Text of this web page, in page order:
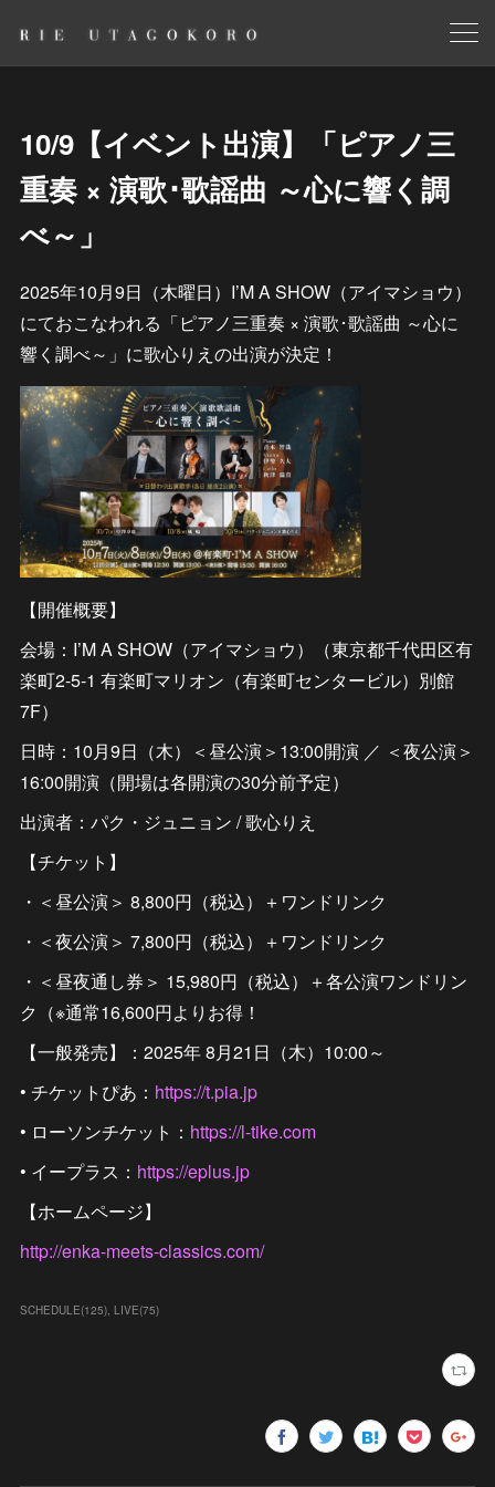
10/9【イベント出演】「ピアノ三
重奏 × 演歌･歌謡曲 ～心に響く調
べ～」
2025年10月9日（木曜日）I’M A SHOW（アイマショウ）
にておこなわれる「ピアノ三重奏 × 演歌･歌謡曲 ～心に
響く調べ～」に歌心りえの出演が決定！
【開催概要】
会場：I’M A SHOW（アイマショウ）（東京都千代田区有
楽町2-5-1 有楽町マリオン（有楽町センタービル）別館
7F）
日時：10月9日（木）＜昼公演＞13:00開演 ／ ＜夜公演＞
16:00開演（開場は各開演の30分前予定）
出演者：パク・ジュニョン / 歌心りえ
【チケット】
・＜昼公演＞ 8,800円（税込）＋ワンドリンク
・＜夜公演＞ 7,800円（税込）＋ワンドリンク
・＜昼夜通し券＞ 15,980円（税込）＋各公演ワンドリン
ク（※通常16,600円よりお得！
【一般発売】：2025年 8月21日（木）10:00～
• チケットぴあ： https://t.pia.jp
• ローソンチケット： https://l-tike.com
• イープラス： https://eplus.jp
【ホームページ】
http://enka-meets-classics.com/
SCHEDULE(125) LIVE(75)